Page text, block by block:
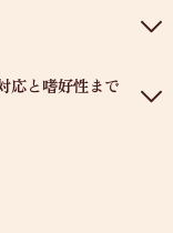
応と嗜好性まで